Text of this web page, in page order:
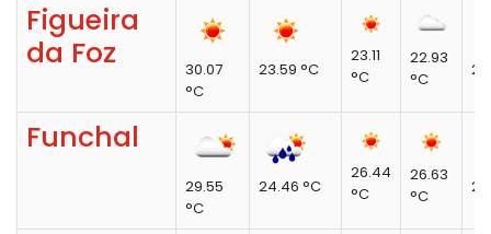
Figueira
da Foz
30.07
°C
23.59 °C
23.11
°C
22.93
°C
Funchal
29.55
°C
24.46 °C
26.44
°C
26.63
°C